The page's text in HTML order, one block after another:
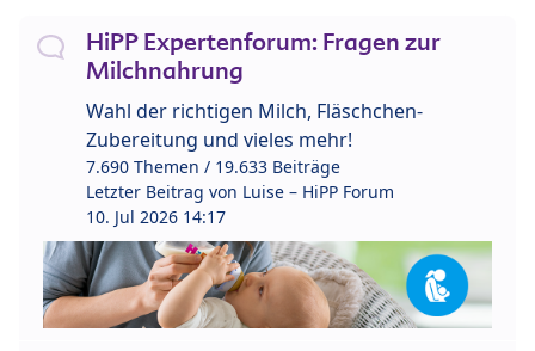
HiPP Expertenforum: Fragen zur
Milchnahrung
Wahl der richtigen Milch, Fläschchen-
Zubereitung und vieles mehr!
7.690 Themen / 19.633 Beiträge
Letzter Beitrag von Luise – HiPP Forum
10. Jul 2026 14:17